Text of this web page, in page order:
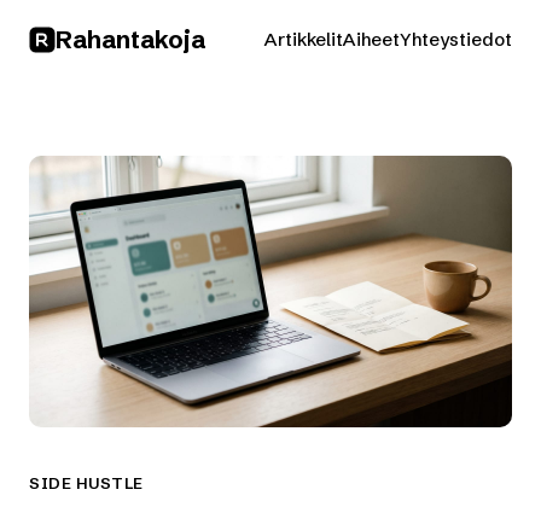
Rahantakoja ArtikkelitAiheetYhteystiedot
SIDE HUSTLE